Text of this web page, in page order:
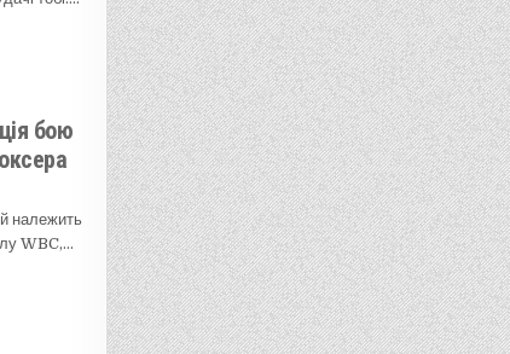
бою
належить
WBC,…